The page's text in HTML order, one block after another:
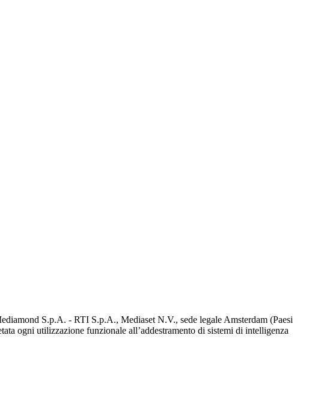
S.p.A. - RTI S.p.A., Mediaset N.V., sede legale Amsterdam (Paesi
ogni utilizzazione funzionale all’addestramento di sistemi di intelligenza